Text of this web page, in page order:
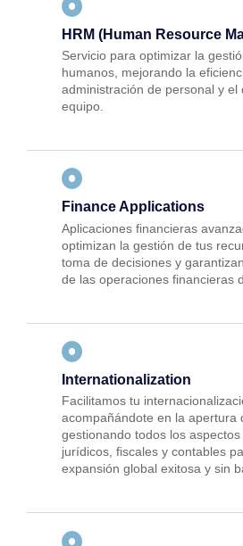
HRM (Human Resource
Servicio para optimizar la
humanos, mejorando la
administración de personal y el
equipo.
Finance Applications
Aplicaciones financieras
optimizan la gestión de tus
toma de decisiones y
de las operaciones financieras
Internationalization
Facilitamos tu
acompañándote en la apertura
gestionando todos los aspectos
jurídicos, fiscales y contables
expansión global exitosa y sin